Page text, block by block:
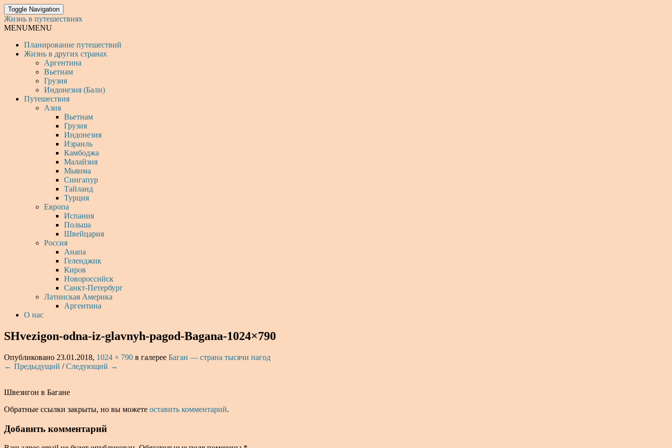
Toggle Navigation
Жизнь в путешествиях
MENUMENU
Планирование путешествий
Жизнь в других странах
Аргентина
Вьетнам
Грузия
Индонезия (Бали)
Путешествия
Азия
Вьетнам
Грузия
Индонезия
Израиль
Камбоджа
Малайзия
Мьянма
Сингапур
Тайланд
Турция
Европа
Испания
Польша
Швейцария
Россия
Анапа
Геленджик
Киров
Новороссийск
Санкт-Петербург
Латинская Америка
Аргентина
О нас
SHvezigon-odna-iz-glavnyh-pagod-Bagana-1024×790
Опубликовано 23.01.2018, 1024 × 790 в галерее Баган — страна тысячи пагод
← Предыдущий /Следующий →
Швезигон в Багане
Обратные ссылки закрыты, но вы можете оставить комментарий.
Добавить комментарий